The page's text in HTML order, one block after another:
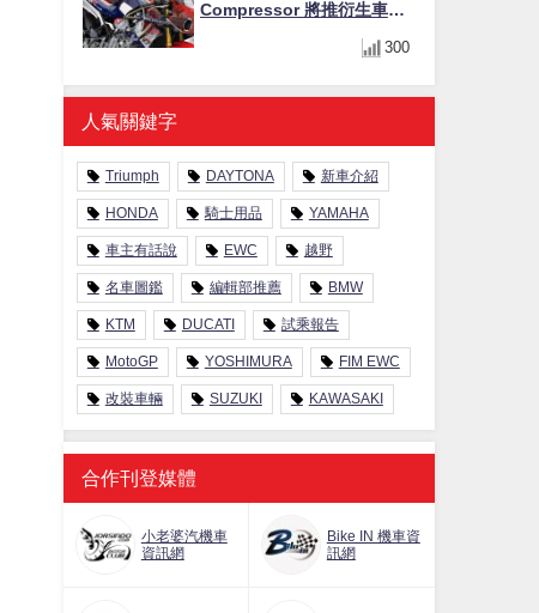
Compressor 將推衍生車
系？自然進氣 V3 同步測試
300
人氣關鍵字
Triumph DAYTONA 新車介紹
HONDA 騎士用品 YAMAHA
車主有話說 EWC 越野
名車圖鑑 編輯部推薦 BMW
KTM DUCATI 試乘報告
MotoGP YOSHIMURA FIM EWC
改裝車輛 SUZUKI KAWASAKI
合作刊登媒體
小老婆汽機車
資訊網
Bike IN 機車資
訊網